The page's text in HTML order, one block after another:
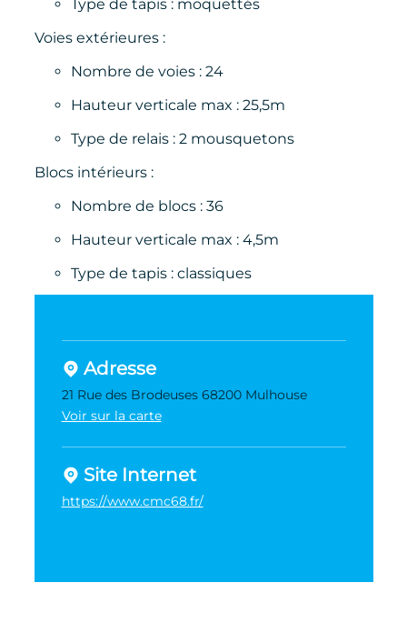
Type de tapis : moquettés
Voies extérieures :
Nombre de voies : 24
Hauteur verticale max : 25,5m
Type de relais : 2 mousquetons
Blocs intérieurs :
Nombre de blocs : 36
Hauteur verticale max : 4,5m
Type de tapis : classiques
Adresse
21 Rue des Brodeuses 68200 Mulhouse
Voir sur la carte
Site Internet
https://www.cmc68.fr/